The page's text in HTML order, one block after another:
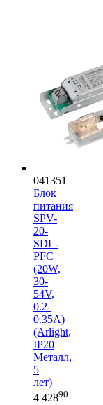
041351
Блок
питания
SPV-
20-
SDL-
PFC
(20W,
30-
54V,
0.2-
0.35A)
(Arlight,
IP20
Металл,
5
лет)
4 42890